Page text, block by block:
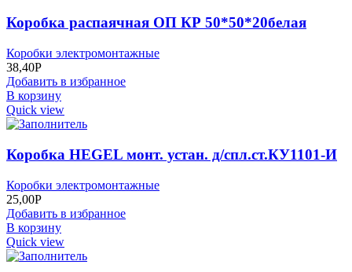
Коробка распаячная ОП КР 50*50*20белая
Коробки электромонтажные
38,40Р
Добавить в избранное
В корзину
Quick view
Коробка НЕGEL монт. устан. д/спл.ст.КУ1101-И
Коробки электромонтажные
25,00Р
Добавить в избранное
В корзину
Quick view